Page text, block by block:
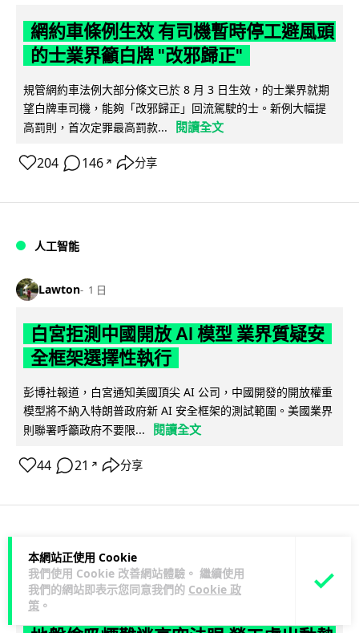
本網站正使用 Cookie
我們使用 Cookie 改善網站體驗。 繼續使用
我們的網站即表示您同意我們的 Cookie 政
策 。
網約車條例生效 有司機暫時停工避風頭
的士業界籲白牌 "改邪歸正"
規管網約車法例大部分條文已於 8 月 3 日生效，的士業界就期
望白牌車司機，能夠「改邪歸正」回流駕駛的士。新例大幅提
高罰則，首次定罪最高罰款...
閱讀全文
204 146 ↗ 分享
人工智能
Lawton 1 日
白宮拒測中國開放 AI 模型 業界質疑安
全框架選擇性執行
彭博社報道，白宮通知美國頂尖 AI 公司，中國開發的開放權重
模型將不納入特朗普政府新 AI 安全框架的測試範圍。美國業界
則聯署呼籲政府不要限...
閱讀全文
44 21 ↗ 分享
人工智能
Vin 1 日